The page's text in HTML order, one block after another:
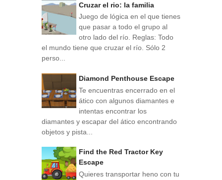
Cruzar el rio: la familia
Juego de lógica en el que tienes
que pasar a todo el grupo al
otro lado del río. Reglas: Todo
el mundo tiene que cruzar el río. Sólo 2
perso...
Diamond Penthouse Escape
Te encuentras encerrado en el
ático con algunos diamantes e
intentas encontrar los
diamantes y escapar del ático encontrando
objetos y pista...
Find the Red Tractor Key
Escape
Quieres transportar heno con tu